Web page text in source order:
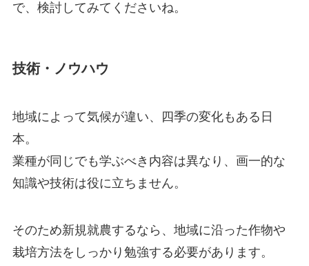
で、検討してみてくださいね。
技術・ノウハウ
地域によって気候が違い、四季の変化もある日
本。
業種が同じでも学ぶべき内容は異なり、画一的な
知識や技術は役に立ちません。
そのため新規就農するなら、 地域に沿った作物や
栽培方法をしっかり勉強する必要があります。